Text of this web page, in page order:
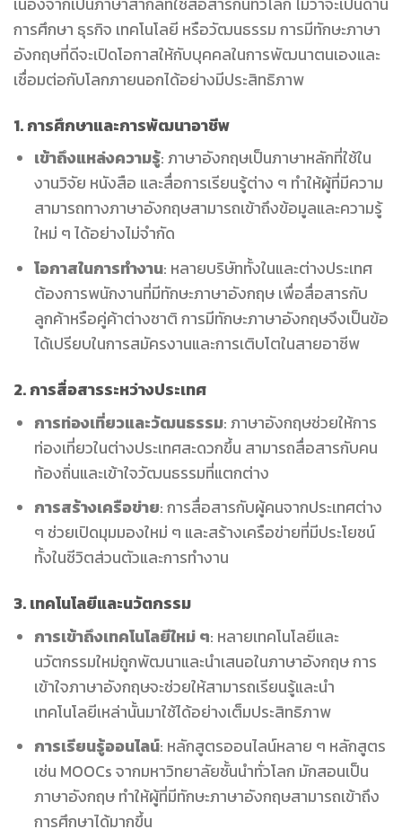
การศึกษา ธุรกิจ เทคโนโลยี หรือวัฒนธรรม การมีทักษะภาษา
อังกฤษที่ดีจะเปิดโอกาสให้กับบุคคลในการพัฒนาตนเองและ
เชื่อมต่อกับโลกภายนอกได้อย่างมีประสิทธิภาพ
1. การศึกษาและการพัฒนาอาชีพ
เข้าถึงแหล่งความรู้: ภาษาอังกฤษเป็นภาษาหลักที่ใช้ใน
งานวิจัย หนังสือ และสื่อการเรียนรู้ต่าง ๆ ทำให้ผู้ที่มีความ
สามารถทางภาษาอังกฤษสามารถเข้าถึงข้อมูลและความรู้
ใหม่ ๆ ได้อย่างไม่จำกัด
โอกาสในการทำงาน: หลายบริษัททั้งในและต่างประเทศ
ต้องการพนักงานที่มีทักษะภาษาอังกฤษ เพื่อสื่อสารกับ
ลูกค้าหรือคู่ค้าต่างชาติ การมีทักษะภาษาอังกฤษจึงเป็นข้อ
ได้เปรียบในการสมัครงานและการเติบโตในสายอาชีพ
2. การสื่อสารระหว่างประเทศ
การท่องเที่ยวและวัฒนธรรม: ภาษาอังกฤษช่วยให้การ
ท่องเที่ยวในต่างประเทศสะดวกขึ้น สามารถสื่อสารกับคน
ท้องถิ่นและเข้าใจวัฒนธรรมที่แตกต่าง
การสร้างเครือข่าย: การสื่อสารกับผู้คนจากประเทศต่าง
ๆ ช่วยเปิดมุมมองใหม่ ๆ และสร้างเครือข่ายที่มีประโยชน์
ทั้งในชีวิตส่วนตัวและการทำงาน
3. เทคโนโลยีและนวัตกรรม
การเข้าถึงเทคโนโลยีใหม่ ๆ: หลายเทคโนโลยีและ
นวัตกรรมใหม่ถูกพัฒนาและนำเสนอในภาษาอังกฤษ การ
เข้าใจภาษาอังกฤษจะช่วยให้สามารถเรียนรู้และนำ
เทคโนโลยีเหล่านั้นมาใช้ได้อย่างเต็มประสิทธิภาพ
การเรียนรู้ออนไลน์: หลักสูตรออนไลน์หลาย ๆ หลักสูตร
เช่น MOOCs จากมหาวิทยาลัยชั้นนำทั่วโลก มักสอนเป็น
ภาษาอังกฤษ ทำให้ผู้ที่มีทักษะภาษาอังกฤษสามารถเข้าถึง
การศึกษาได้มากขึ้น